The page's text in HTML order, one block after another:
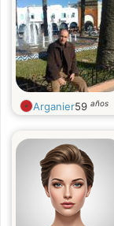
Arganier59 años